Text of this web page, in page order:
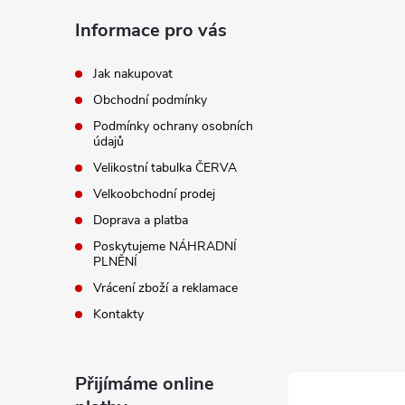
Informace pro vás
Jak nakupovat
Obchodní podmínky
Podmínky ochrany osobních
údajů
Velikostní tabulka ČERVA
Velkoobchodní prodej
Doprava a platba
Poskytujeme NÁHRADNÍ
PLNĚNÍ
Vrácení zboží a reklamace
Kontakty
Přijímáme online